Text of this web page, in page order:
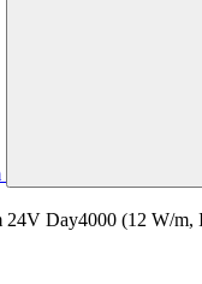
Day4000 (12 W/m,